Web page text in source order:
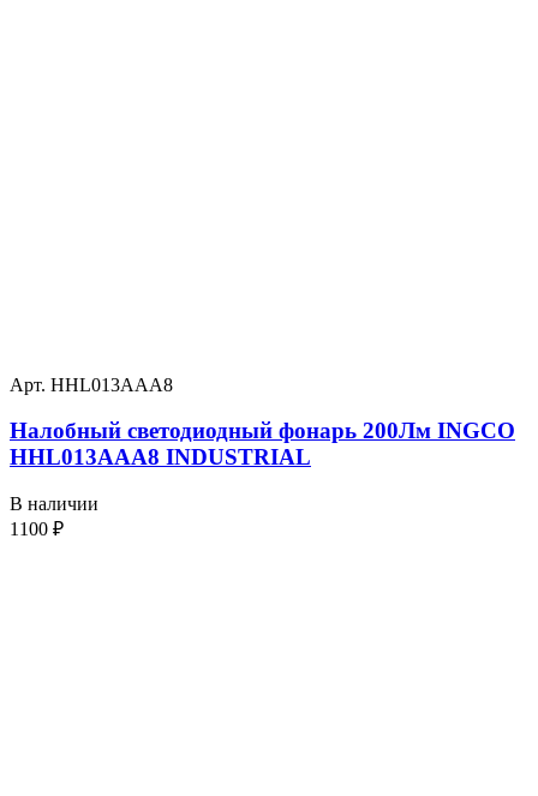
Арт. HHL013AAA8
Налобный светодиодный фонарь 200Лм INGCO
HHL013AAA8 INDUSTRIAL
В наличии
1100 ₽